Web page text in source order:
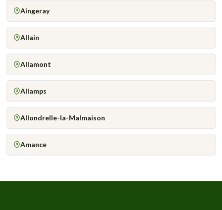
Aingeray
Allain
Allamont
Allamps
Allondrelle-la-Malmaison
Amance